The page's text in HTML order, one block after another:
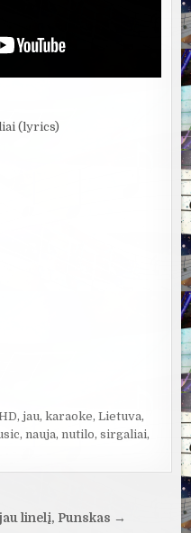
(lyrics)
,jau,karaoke,Lietuva,
,nauja,nutilo,sirgaliai,
linelį, Punskas →